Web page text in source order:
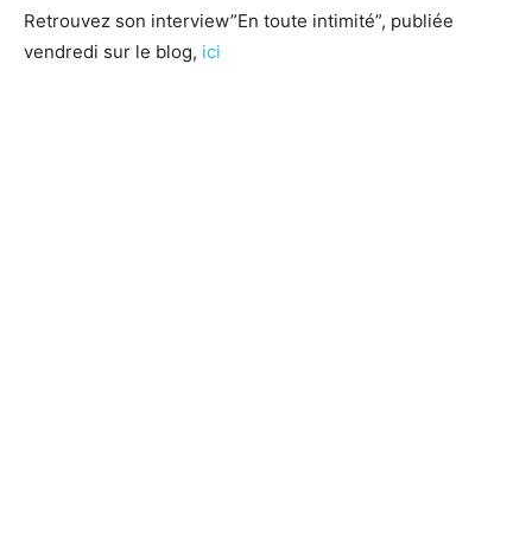
Retrouvez son interview”En toute intimité”, publiée
vendredi sur le blog, ici